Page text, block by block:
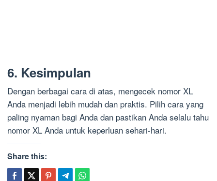
6. Kesimpulan
Dengan berbagai cara di atas, mengecek nomor XL
Anda menjadi lebih mudah dan praktis. Pilih cara yang
paling nyaman bagi Anda dan pastikan Anda selalu tahu
nomor XL Anda untuk keperluan sehari-hari.
Share this: